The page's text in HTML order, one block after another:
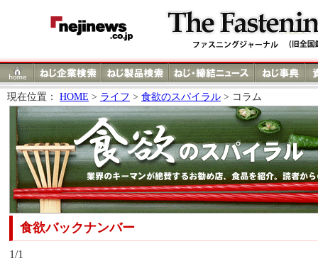
現在位置： HOME > ライフ > 食欲のスパイラル > コラム
食欲バックナンバー
1/1